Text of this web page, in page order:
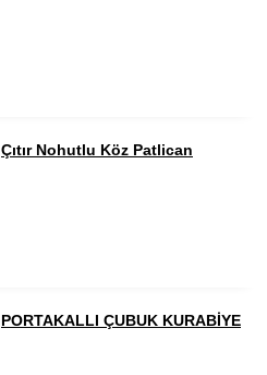
Çıtır Nohutlu Köz Patlican
PORTAKALLI ÇUBUK KURABİYE